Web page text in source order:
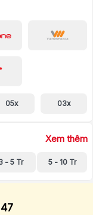
05x 03x
Xem thêm
- 5 Tr 5 - 10 Tr